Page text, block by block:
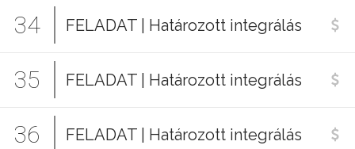
34 FELADAT | Határozott integrálás
35 FELADAT | Határozott integrálás
36 FELADAT | Határozott integrálás